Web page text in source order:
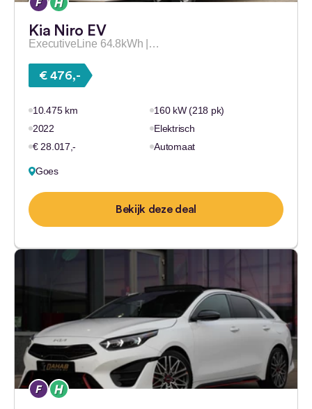
Kia Niro EV
ExecutiveLine 64.8kWh |…
€ 476,-
10.475 km
160 kW (218 pk)
2022
Elektrisch
€ 28.017,-
Automaat
Goes
Bekijk deze deal